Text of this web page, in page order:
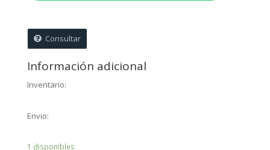
Meses
Elefante
Bebé
Niño
–
x
Consultar
Información adicional
Inventario:
Envio:
1 disponibles